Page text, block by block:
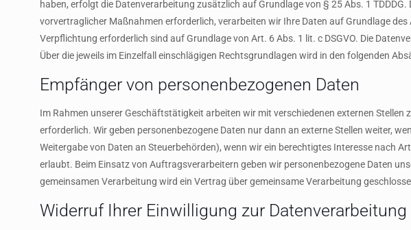
haben, erfolgt die Datenverarbeitung zusätzlich auf Grundlage von § 25 Abs. 1
vorvertraglicher Maßnahmen erforderlich, verarbeiten wir Ihre Daten auf Grundlage
Verpflichtung erforderlich sind auf Grundlage von Art. 6 Abs. 1 lit. c DSGVO. Die
Über die jeweils im Einzelfall einschlägigen Rechtsgrundlagen wird in den folgenden
Empfänger von personenbezogenen Daten
Im Rahmen unserer Geschäftstätigkeit arbeiten wir mit verschiedenen externen
erforderlich. Wir geben personenbezogene Daten nur dann an externe Stellen weiter,
Weitergabe von Daten an Steuerbehörden), wenn wir ein berechtigtes Interesse nach
erlaubt. Beim Einsatz von Auftragsverarbeitern geben wir personenbezogene Daten
gemeinsamen Verarbeitung wird ein Vertrag über gemeinsame Verarbeitung
Widerruf Ihrer Einwilligung zur Datenverarbeitung